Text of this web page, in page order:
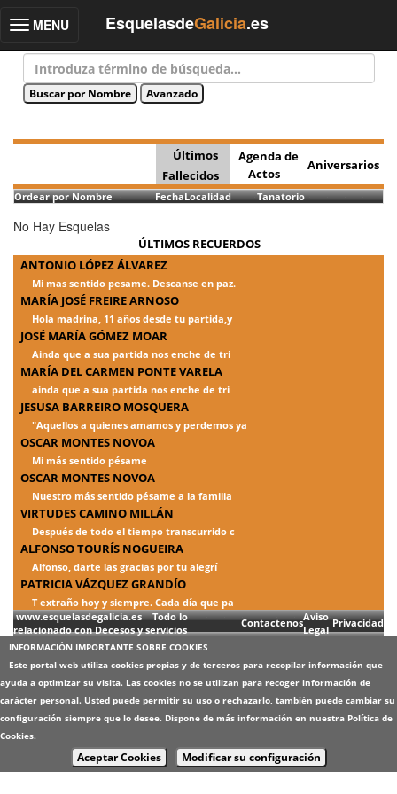
Toggle
MENU EsquelasdeGalicia.es
Últimos
Fallecidos
Agenda de
Actos
Aniversarios
Ordear por Nombre FechaLocalidad Tanatorio
No Hay Esquelas
ÚLTIMOS RECUERDOS
ANTONIO LÓPEZ ÁLVAREZ
Mi mas sentido pesame. Descanse en paz.
MARÍA JOSÉ FREIRE ARNOSO
Hola madrina, 11 años desde tu partida,y
JOSÉ MARÍA GÓMEZ MOAR
Ainda que a sua partida nos enche de tri
MARÍA DEL CARMEN PONTE VARELA
ainda que a sua partida nos enche de tri
JESUSA BARREIRO MOSQUERA
"Aquellos a quienes amamos y perdemos ya
OSCAR MONTES NOVOA
Mi más sentido pésame
OSCAR MONTES NOVOA
Nuestro más sentido pésame a la familia
VIRTUDES CAMINO MILLÁN
Después de todo el tiempo transcurrido c
ALFONSO TOURÍS NOGUEIRA
Alfonso, darte las gracias por tu alegrí
PATRICIA VÁZQUEZ GRANDÍO
T extraño hoy y siempre. Cada día que pa
www.esquelasdegalicia.es Todo lo
relacionado con Decesos y servicios
ContactenosAviso
Legal
Privacidad
INFORMACIÓN IMPORTANTE SOBRE COOKIES
Este portal web utiliza cookies propias y de terceros para recopilar información que
ayuda a optimizar su visita. Las cookies no se utilizan para recoger información de
carácter personal. Usted puede permitir su uso o rechazarlo, también puede cambiar su
configuración siempre que lo desee. Dispone de más información en nuestra Política de
Cookies.